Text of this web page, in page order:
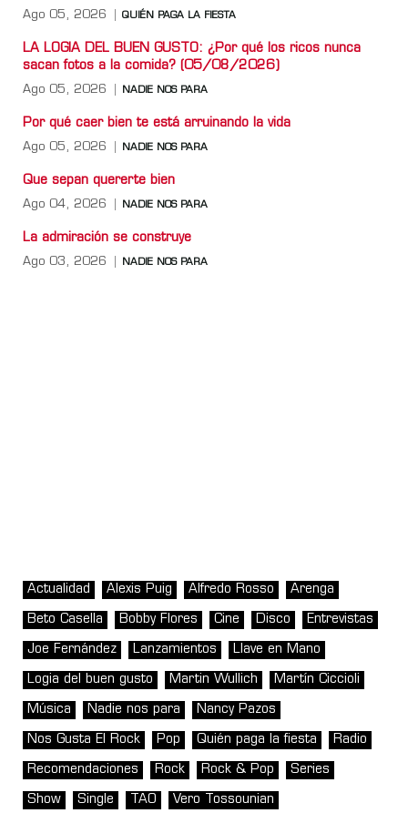
Ago 05, 2026 QUIÉN PAGA LA FIESTA
LA LOGIA DEL BUEN GUSTO: ¿Por qué los ricos nunca
sacan fotos a la comida? (05/08/2026)
Ago 05, 2026 NADIE NOS PARA
Por qué caer bien te está arruinando la vida
Ago 05, 2026 NADIE NOS PARA
Que sepan quererte bien
Ago 04, 2026 NADIE NOS PARA
La admiración se construye
Ago 03, 2026 NADIE NOS PARA
Actualidad Alexis Puig Alfredo Rosso Arenga
Beto Casella Bobby Flores Cine Disco Entrevistas
Joe Fernández Lanzamientos Llave en Mano
Logia del buen gusto Martin Wullich Martín Ciccioli
Música Nadie nos para Nancy Pazos
Nos Gusta El Rock Pop Quién paga la fiesta Radio
Recomendaciones Rock Rock & Pop Series
Show Single TAO Vero Tossounian